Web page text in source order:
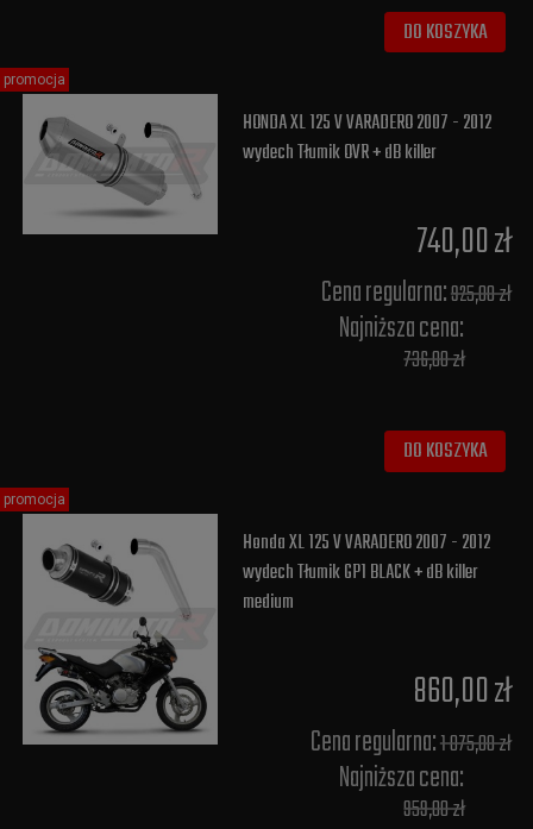
DO KOSZYKA
HONDA XL 125 V VARADERO 2007 - 2012
wydech Tłumik OVR + dB killer
740,00 zł
Cena regularna:925,00 zł
Najniższa cena:
736,00 zł
DO KOSZYKA
promocja
Honda XL 125 V VARADERO 2007 - 2012
wydech Tłumik GP1 BLACK + dB killer
medium
860,00 zł
Cena regularna:1 075,00 zł
Najniższa cena:
959,00 zł
promocja